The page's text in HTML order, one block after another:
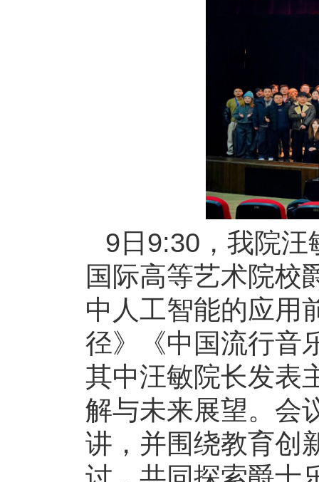
9日9:30，我院
国际高等艺术院校
中人工智能的应用
径》《中国流行音
其中汪敏院长发表
解与未来展望。会
讲，并围绕教育创